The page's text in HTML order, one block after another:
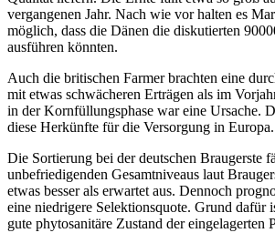
vergangenen Jahr. Nach wie vor halten es
möglich, dass die Dänen die diskutierten
ausführen könnten.
Auch die britischen Farmer brachten eine
mit etwas schwächeren Erträgen als im
in der Kornfüllungsphase war eine Ursache.
diese Herkünfte für die Versorgung in Europa.
Die Sortierung bei der deutschen Braugerste
unbefriedigenden Gesamtniveaus laut
etwas besser als erwartet aus. Dennoch
eine niedrigere Selektionsquote. Grund dafür
gute phytosanitäre Zustand der eingelagerten